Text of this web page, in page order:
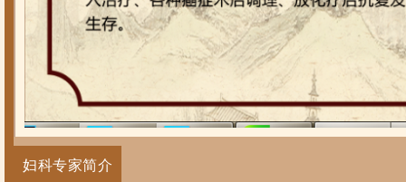
妇科专家简介